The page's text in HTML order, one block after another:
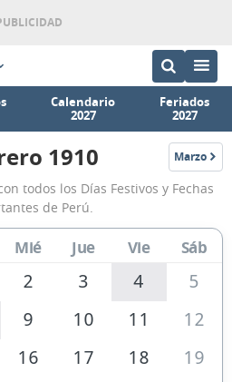
Calendario
2027
Feriados
2027
Calendario
Febrero
1910
de
Perú
1910 Marzo
1910
todos los Días Festivos y Fechas
de Perú.
Mié Jue Vie Sáb
2 3 4
5
9 10 11
12
16 17 18
19